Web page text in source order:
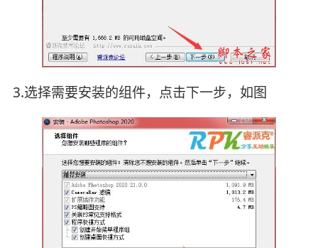
3.选择需要安装的组件，点击下一步，如图